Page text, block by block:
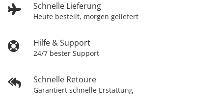
Schnelle Lieferung
Heute bestellt, morgen geliefert
Hilfe & Support
24/7 bester Support
Schnelle Retoure
Garantiert schnelle Erstattung